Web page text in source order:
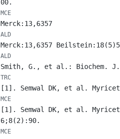
00.
MCE
Merck:13,6357
ALD
Merck:13,6357
ALD
Smith, G., et al.: Biochem.
TRC
[1]. Semwal DK, et al.
MCE
[1]. Semwal DK, et al.
6;8(2):90.
MCE